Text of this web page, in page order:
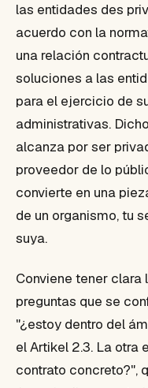
las entidades des
acuerdo con la
una relación
soluciones a las
para el ejercicio de
administrativas.
alcanza por ser
proveedor de lo
convierte en una
de un organismo, tu
suya.
Conviene tener clara
preguntas que se
"¿estoy dentro del
el Artikel 2.3. La otra
contrato concreto?",